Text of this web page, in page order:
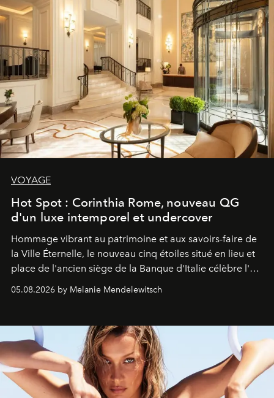
VOYAGE
Hot Spot : Corinthia Rome, nouveau QG
d'un luxe intemporel et undercover
Hommage vibrant au patrimoine et aux savoirs-faire de
la Ville Éternelle, le nouveau cinq étoiles situé en lieu et
place de l'ancien siège de la Banque d'Italie célèbre l'art
05.08.2026 by Melanie Mendelewitsch